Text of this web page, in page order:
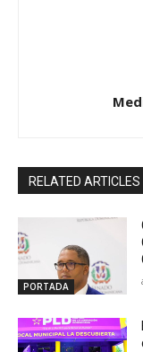
RELATED ARTICLES
PORTADA